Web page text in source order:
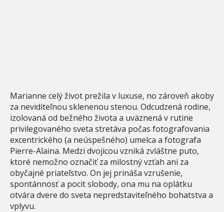
Marianne celý život prežila v luxuse, no zároveň akoby
za neviditeľnou sklenenou stenou. Odcudzená rodine,
izolovaná od bežného života a uväznená v rutine
privilegovaného sveta stretáva počas fotografovania
excentrického (a neúspešného) umelca a fotografa
Pierre-Alaina. Medzi dvojicou vzniká zvláštne puto,
ktoré nemožno označiť za milostný vzťah ani za
obyčajné priateľstvo. On jej prináša vzrušenie,
spontánnosť a pocit slobody, ona mu na oplátku
otvára dvere do sveta nepredstaviteľného bohatstva a
vplyvu.